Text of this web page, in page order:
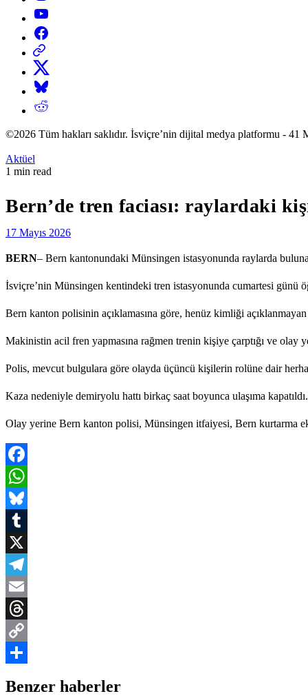
YouTube
Facebook
Threads
X
Bluesky
Reddit
©2026 Tüm hakları saklıdır. İsviçre’nin dijital medya platformu -
Posted
in
Aktüel
Estimated
1 min read
Bern’de tren faciası: raylardaki
17 Mayıs 2026
BERN– Bern kantonundaki Münsingen istasyonunda raylarda
İsviçre’nin Münsingen kentindeki tren istasyonunda cumartesi günü
Bern kanton polisinin açıklamasına göre, henüz kimliği
Makinistin acil fren yapmasına rağmen trenin kişiye çarptığı ve olay
Polis, mevcut bulgulara göre olayda üçüncü kişilerin rolüne dair
Kaza nedeniyle demiryolu hattı birkaç saat boyunca ulaşıma
Olay yerine Bern kanton polisi, Münsingen itfaiyesi, Bern kurtarma
Facebook
WhatsApp
Bluesky
Tumblr
X
Telegram
Email
Threads
Copy
Benzer haberler